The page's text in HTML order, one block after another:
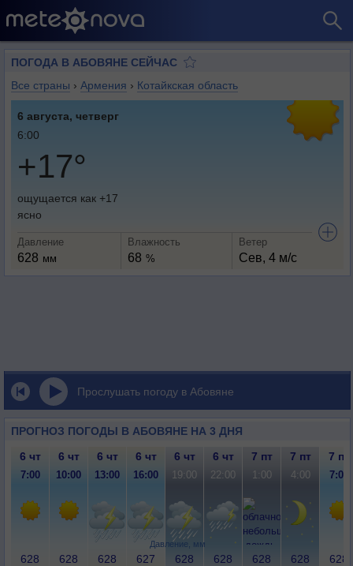
ПОГОДА В АБОВЯНЕ СЕЙЧАС
Все страны › Армения › Котайкская область
6 августа, четверг
6:00
+17°
ощущается как +17
ясно
Давление
628 мм
Влажность
68 %
Ветер
Сев, 4 м/с
Прослушать погоду в Абовяне
ПРОГНОЗ ПОГОДЫ В АБОВЯНЕ НА 3 ДНЯ
Давление, мм
6 чт 6 чт 6 чт 6 чт 6 чт 6 чт 7 пт 7 пт 7 пт
7:00 10:00 13:00 16:00 19:00 22:00 1:00 4:00 7:00
628 628 628 627 628 628 628 628 628